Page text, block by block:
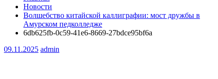
Новости
Волшебство китайской каллиграфии: мост дружбы в
Амурском педколледже
6db625fb-0c59-41e6-8669-27bdce95bf6a
09.11.2025 admin